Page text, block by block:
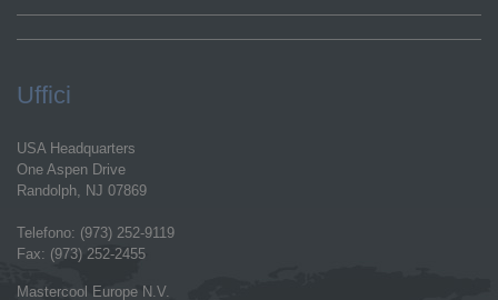
Uffici
USA Headquarters
One Aspen Drive
Randolph, NJ 07869
Telefono: (973) 252-9119
Fax: (973) 252-2455
Mastercool Europe N.V.